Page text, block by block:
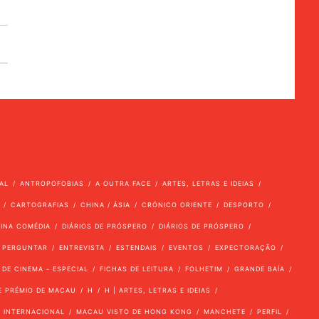
ANTROPOFOBIAS A OUTRA FACE ARTES, LETRAS E IDEIAS
CARTOGRAFIAS CHINA / ÁSIA CRÓNICO ORIENTE DESPORTO
COMÉDIA DIÁRIOS DE PRÓSPERO DIÁRIOS DE PRÓSPERO
ENTREVISTA ESTENDAIS EVENTOS EXPECTORAÇÃO
CINEMA - ESPECIAL FICHAS DE LEITURA FOLHETIM GRANDE BAÍA
PRÉMIO DE MACAU H H | ARTES, LETRAS E IDEIAS
INTERNACIONAL MACAU VISTO DE HONG KONG MANCHETE PERFIL